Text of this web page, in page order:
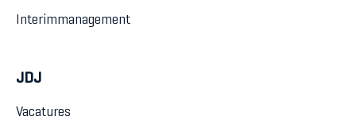
Interimmanagement
JDJ
Vacatures